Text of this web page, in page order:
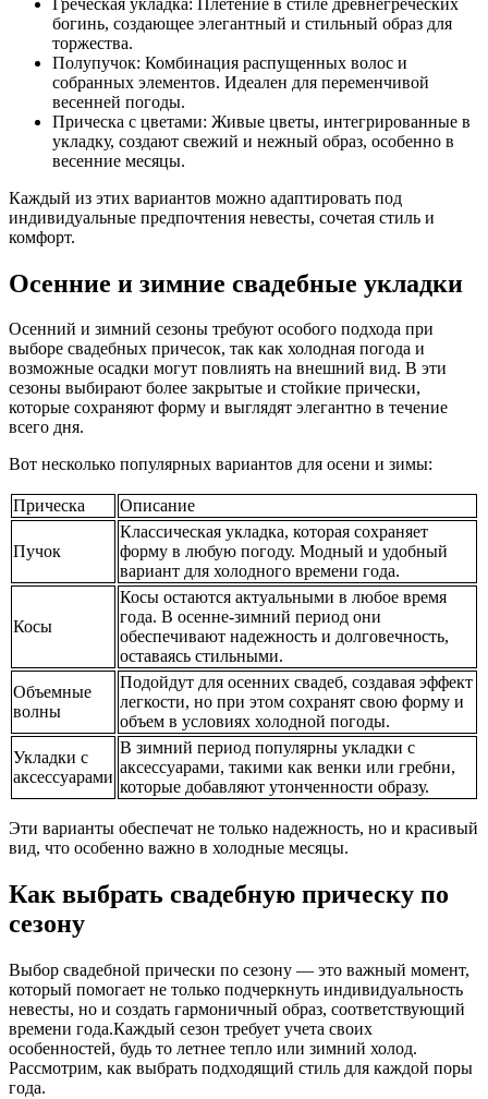
богинь, создающее элегантный и стильный образ для
торжества.
Полупучок: Комбинация распущенных волос и
собранных элементов. Идеален для переменчивой
весенней погоды.
Прическа с цветами: Живые цветы, интегрированные в
укладку, создают свежий и нежный образ, особенно в
весенние месяцы.
Каждый из этих вариантов можно адаптировать под
индивидуальные предпочтения невесты, сочетая стиль и
комфорт.
Осенние и зимние свадебные укладки
Осенний и зимний сезоны требуют особого подхода при
выборе свадебных причесок, так как холодная погода и
возможные осадки могут повлиять на внешний вид. В эти
сезоны выбирают более закрытые и стойкие прически,
которые сохраняют форму и выглядят элегантно в течение
всего дня.
Вот несколько популярных вариантов для осени и зимы:
Прическа Описание
Пучок
Классическая укладка, которая сохраняет
форму в любую погоду. Модный и удобный
вариант для холодного времени года.
Косы
Косы остаются актуальными в любое время
года. В осенне-зимний период они
обеспечивают надежность и долговечность,
оставаясь стильными.
Объемные
волны
Подойдут для осенних свадеб, создавая эффект
легкости, но при этом сохранят свою форму и
объем в условиях холодной погоды.
Укладки с
аксессуарами
В зимний период популярны укладки с
аксессуарами, такими как венки или гребни,
которые добавляют утонченности образу.
Эти варианты обеспечат не только надежность, но и красивый
вид, что особенно важно в холодные месяцы.
Как выбрать свадебную прическу по
сезону
Выбор свадебной прически по сезону — это важный момент,
который помогает не только подчеркнуть индивидуальность
невесты, но и создать гармоничный образ, соответствующий
времени года.Каждый сезон требует учета своих
особенностей, будь то летнее тепло или зимний холод.
Рассмотрим, как выбрать подходящий стиль для каждой поры
года.